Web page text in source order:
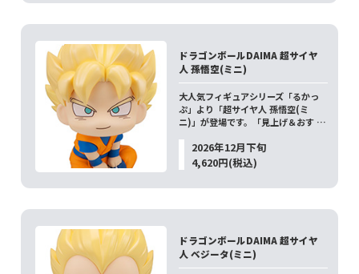
ドラゴンボールDAIMA 超サイヤ
人 孫悟空(ミニ)
大人気フィギュアシリーズ「るかっ
ぷ」より「超サイヤ人 孫悟空(ミ
ニ)」が登場です。「見上げ＆おす …
2026年12月下旬
4,620円(税込)
ドラゴンボールDAIMA 超サイヤ
人 ベジータ(ミニ)